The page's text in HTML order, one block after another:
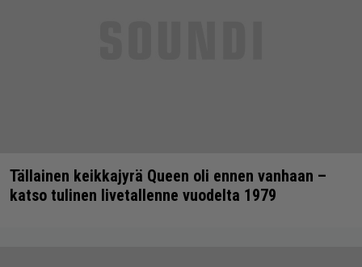
Tällainen keikkajyrä Queen oli ennen vanhaan –
katso tulinen livetallenne vuodelta 1979